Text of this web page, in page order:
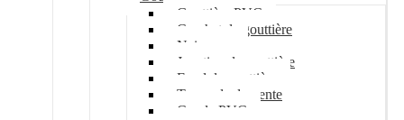
Gouttière PVC
Crochet de gouttière
Naissance
Jonction de gouttière
Fond de gouttière
Tuyau de descente
Coude PVC